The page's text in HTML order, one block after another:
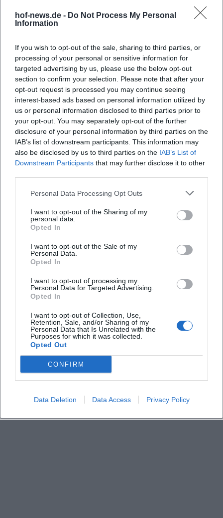
hof-news.de - Do Not Process My Personal
Information
If you wish to opt-out of the sale, sharing to third parties, or
processing of your personal or sensitive information for
targeted advertising by us, please use the below opt-out
section to confirm your selection. Please note that after your
opt-out request is processed you may continue seeing
interest-based ads based on personal information utilized by
us or personal information disclosed to third parties prior to
your opt-out. You may separately opt-out of the further
disclosure of your personal information by third parties on the
IAB’s list of downstream participants. This information may
also be disclosed by us to third parties on the IAB’s List of
Downstream Participants that may further disclose it to other
Personal Data Processing Opt Outs
I want to opt-out of the Sharing of my
personal data.
Opted In
I want to opt-out of the Sale of my
Personal Data.
Opted In
I want to opt-out of processing my
Personal Data for Targeted Advertising.
Opted In
I want to opt-out of Collection, Use,
Retention, Sale, and/or Sharing of my
Personal Data that Is Unrelated with the
Purposes for which it was collected.
Opted Out
CONFIRM
Data Deletion Data Access Privacy Policy
Map unavailable
Open in Google Maps
Häufig gestellte Fragen
Wann beginnt das Konzert?
Wo findet das Event statt?
Was kostet der Eintritt?
Gibt es Verpflegung vor Ort?
Welche Musik erwartet die Besucher?
Gibt es ein besonderes Jubiläumsangebot?